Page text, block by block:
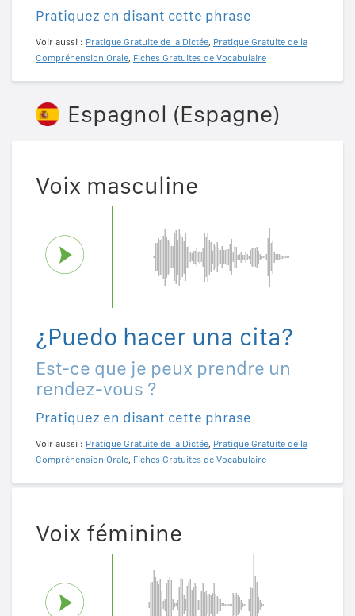
Pratiquez en disant cette phrase
Voir aussi : Pratique Gratuite de la Dictée, Pratique Gratuite de la
Compréhension Orale, Fiches Gratuites de Vocabulaire
Espagnol (Espagne)
Voix masculine
¿Puedo hacer una cita?
Est-ce que je peux prendre un
rendez-vous ?
Pratiquez en disant cette phrase
Voir aussi : Pratique Gratuite de la Dictée, Pratique Gratuite de la
Compréhension Orale, Fiches Gratuites de Vocabulaire
Voix féminine